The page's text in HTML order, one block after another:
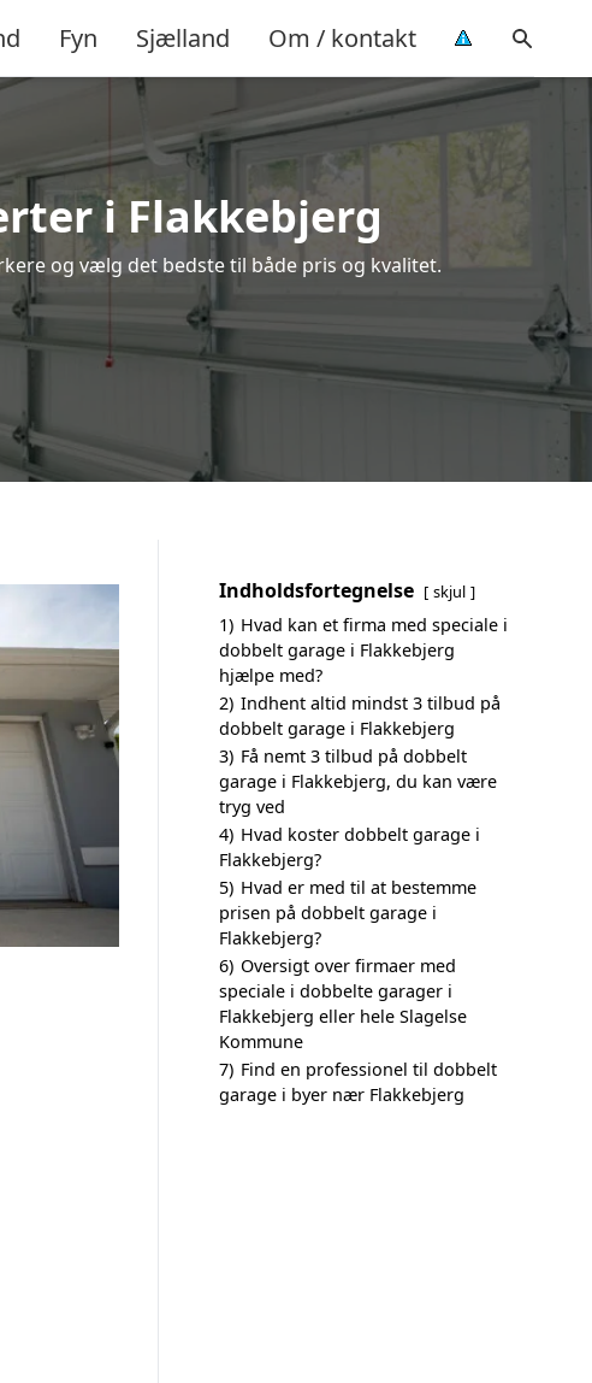
Fyn Sjælland Om / kontakt
i Flakkebjerg
og vælg det bedste til både pris og kvalitet.
Indholdsfortegnelse skjul
1) Hvad kan et firma med speciale i
dobbelt garage i Flakkebjerg
hjælpe med?
2) Indhent altid mindst 3 tilbud på
dobbelt garage i Flakkebjerg
3) Få nemt 3 tilbud på dobbelt
garage i Flakkebjerg, du kan være
tryg ved
4) Hvad koster dobbelt garage i
Flakkebjerg?
5) Hvad er med til at bestemme
prisen på dobbelt garage i
Flakkebjerg?
6) Oversigt over firmaer med
speciale i dobbelte garager i
Flakkebjerg eller hele Slagelse
Kommune
7) Find en professionel til dobbelt
garage i byer nær Flakkebjerg